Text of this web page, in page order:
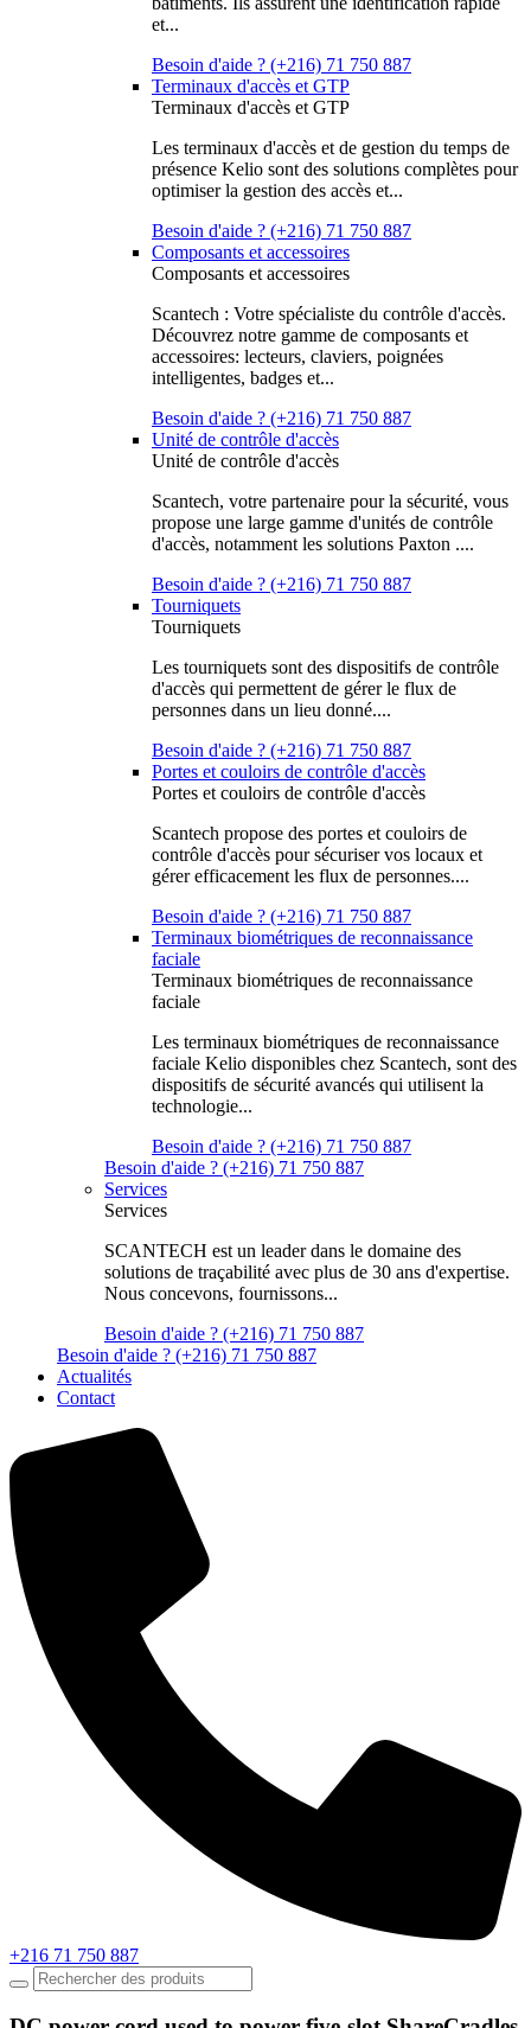
et...
Besoin d'aide ? (+216) 71 750 887
Terminaux d'accès et GTP
Terminaux d'accès et GTP
Les terminaux d'accès et de gestion du temps de
présence Kelio sont des solutions complètes pour
optimiser la gestion des accès et...
Besoin d'aide ? (+216) 71 750 887
Composants et accessoires
Composants et accessoires
Scantech : Votre spécialiste du contrôle d'accès.
Découvrez notre gamme de composants et
accessoires: lecteurs, claviers, poignées
intelligentes, badges et...
Besoin d'aide ? (+216) 71 750 887
Unité de contrôle d'accès
Unité de contrôle d'accès
Scantech, votre partenaire pour la sécurité, vous
propose une large gamme d'unités de contrôle
d'accès, notamment les solutions Paxton ....
Besoin d'aide ? (+216) 71 750 887
Tourniquets
Tourniquets
Les tourniquets sont des dispositifs de contrôle
d'accès qui permettent de gérer le flux de
personnes dans un lieu donné....
Besoin d'aide ? (+216) 71 750 887
Portes et couloirs de contrôle d'accès
Portes et couloirs de contrôle d'accès
Scantech propose des portes et couloirs de
contrôle d'accès pour sécuriser vos locaux et
gérer efficacement les flux de personnes....
Besoin d'aide ? (+216) 71 750 887
Terminaux biométriques de reconnaissance
faciale
Terminaux biométriques de reconnaissance
faciale
Les terminaux biométriques de reconnaissance
faciale Kelio disponibles chez Scantech, sont des
dispositifs de sécurité avancés qui utilisent la
technologie...
Besoin d'aide ? (+216) 71 750 887
Besoin d'aide ? (+216) 71 750 887
Services
Services
SCANTECH est un leader dans le domaine des
solutions de traçabilité avec plus de 30 ans d'expertise.
Nous concevons, fournissons...
Besoin d'aide ? (+216) 71 750 887
Besoin d'aide ? (+216) 71 750 887
Actualités
Contact
+216 71 750 887